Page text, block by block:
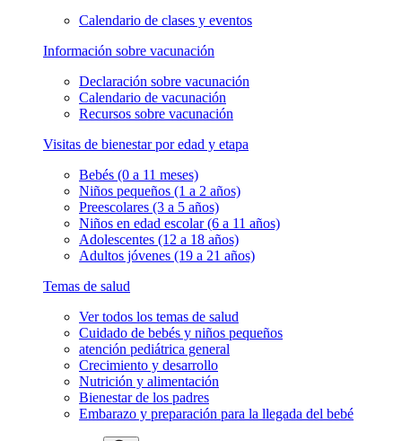
Calendario de clases y eventos
Información sobre vacunación
Declaración sobre vacunación
Calendario de vacunación
Recursos sobre vacunación
Visitas de bienestar por edad y etapa
Bebés (0 a 11 meses)
Niños pequeños (1 a 2 años)
Preescolares (3 a 5 años)
Niños en edad escolar (6 a 11 años)
Adolescentes (12 a 18 años)
Adultos jóvenes (19 a 21 años)
Temas de salud
Ver todos los temas de salud
Cuidado de bebés y niños pequeños
atención pediátrica general
Crecimiento y desarrollo
Nutrición y alimentación
Bienestar de los padres
Embarazo y preparación para la llegada del bebé